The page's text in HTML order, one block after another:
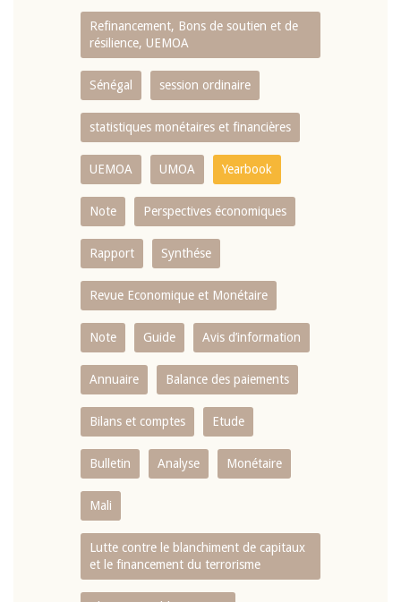
Refinancement, Bons de soutien et de
résilience, UEMOA
Sénégal session ordinaire
statistiques monétaires et financières
UEMOA UMOA Yearbook
Note Perspectives économiques
Rapport Synthése
Revue Economique et Monétaire
Note Guide Avis d’information
Annuaire Balance des paiements
Bilans et comptes Etude
Bulletin Analyse Monétaire
Mali
Lutte contre le blanchiment de capitaux
et le financement du terrorisme